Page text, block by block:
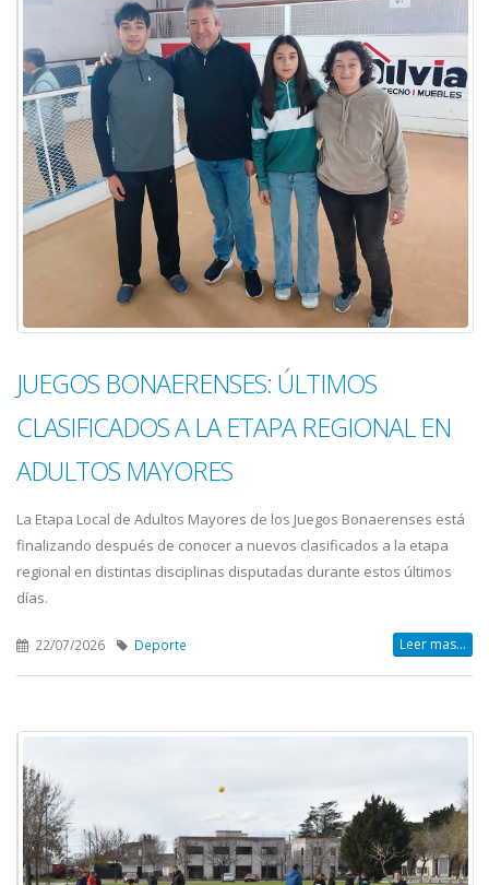
JUEGOS BONAERENSES: ÚLTIMOS
CLASIFICADOS A LA ETAPA REGIONAL EN
ADULTOS MAYORES
La Etapa Local de Adultos Mayores de los Juegos Bonaerenses está
finalizando después de conocer a nuevos clasificados a la etapa
regional en distintas disciplinas disputadas durante estos últimos
días.
22/07/2026 Deporte Leer mas...